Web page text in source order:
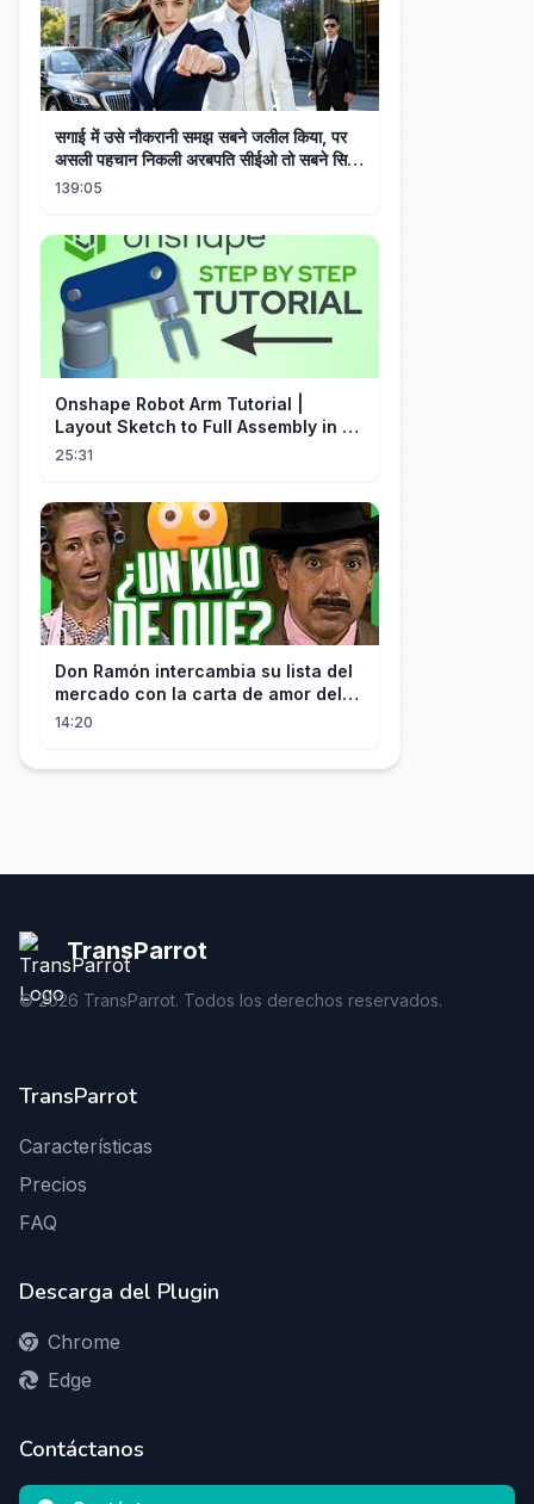
सगाई में उसे नौकरानी समझ सबने जलील किया, पर
असली पहचान निकली अरबपति सीईओ तो सबने सिर
झुका लिया!
139:05
Onshape Robot Arm Tutorial |
Layout Sketch to Full Assembly in 20
Minutes!
25:31
Don Ramón intercambia su lista del
mercado con la carta de amor del
Profesor
14:20
TransParrot
©2026 TransParrot. Todos los derechos reservados.
TransParrot
Características
Precios
FAQ
Descarga del Plugin
Chrome
Edge
Contáctanos